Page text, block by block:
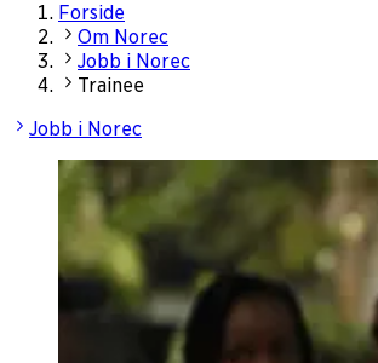
Forside
Om Norec
Jobb i Norec
Trainee
Jobb i Norec